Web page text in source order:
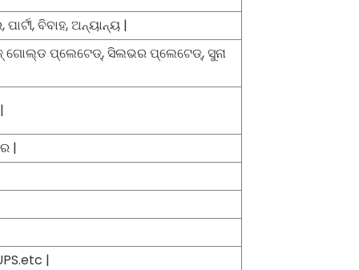
ବିବାହ, ଅନ୍ୟାନ୍ୟ |
ଗୋଲ୍ଡ ପ୍ଲେଟେଡ୍, ସିଲଭର ପ୍ଲେଟେଡ୍, ସୁନା
|
|